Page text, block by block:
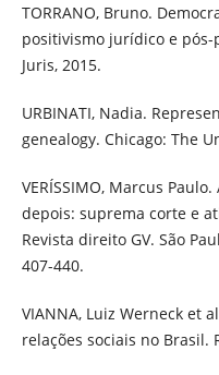
TORRANO, Bruno.
positivismo jurídico e pós-
Juris, 2015.
URBINATI, Nadia.
genealogy. Chicago: The
VERÍSSIMO, Marcus
depois: suprema corte e
Revista direito GV. São
407-440.
VIANNA, Luiz Werneck et
relações sociais no Brasil.